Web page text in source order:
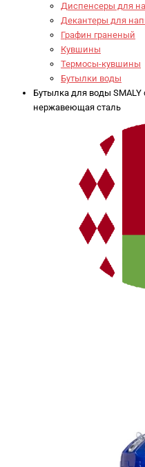
Диспенсеры для
Декантеры для
Графин граненый
Кувшины
Термосы-кувшины
Бутылки воды
Бутылка для воды SMALY
нержавеющая сталь